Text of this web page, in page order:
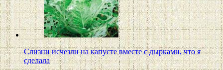
Слизни исчезли на капусте вместе с дырками, что я
сделала